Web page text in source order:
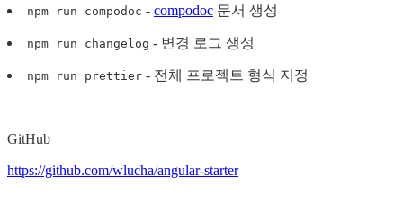
npm run compodoc - compodoc 문서 생성
npm run changelog - 변경 로그 생성
npm run prettier - 전체 프로젝트 형식 지정
GitHub
https://github.com/wlucha/angular-starter